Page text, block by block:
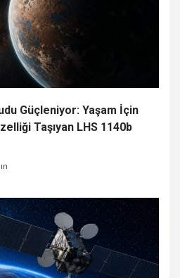
Güçleniyor: Yaşam İçin
Taşıyan LHS 1140b